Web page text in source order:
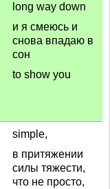
long way down
и я смеюсь и
снова впадаю в
сон
to show you
simple,
в притяжении
силы тяжести,
что не просто,